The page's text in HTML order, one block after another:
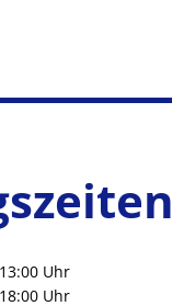
13:00 Uhr
bis 13:00 Uhr
18:00 Uhr